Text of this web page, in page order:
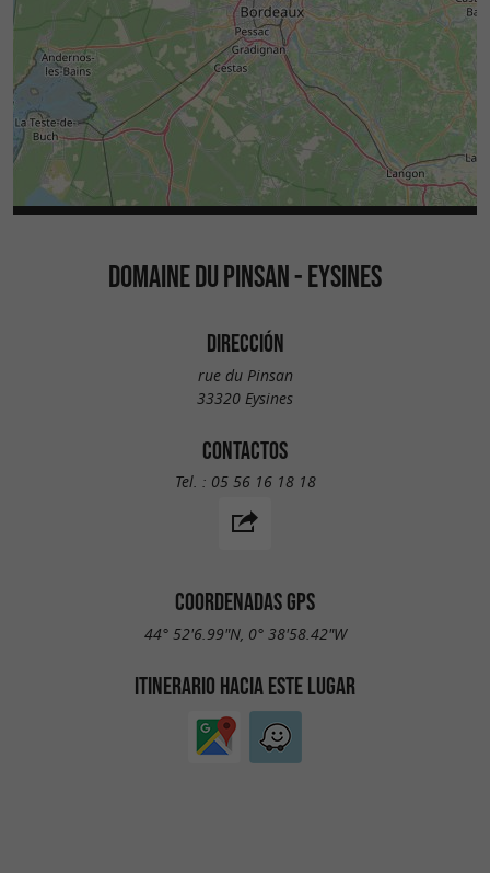
DOMAINE DU PINSAN - EYSINES
DIRECCIÓN
rue du Pinsan
33320 Eysines
CONTACTOS
Tel. : 05 56 16 18 18
COORDENADAS GPS
44° 52'6.99"N, 0° 38'58.42"W
ITINERARIO HACIA ESTE LUGAR